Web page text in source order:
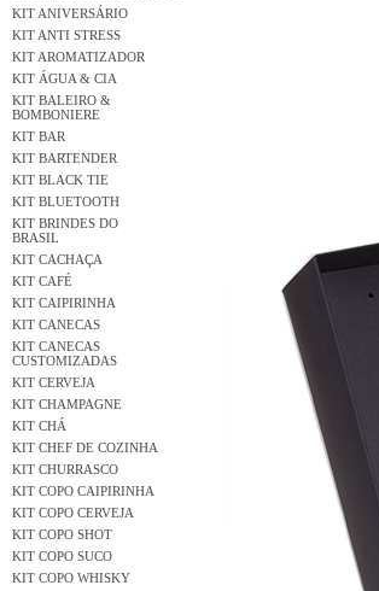
KIT ANIVERSÁRIO
KIT ANTI STRESS
KIT AROMATIZADOR
KIT ÁGUA & CIA
KIT BALEIRO &
BOMBONIERE
KIT BAR
KIT BARTENDER
KIT BLACK TIE
KIT BLUETOOTH
KIT BRINDES DO
BRASIL
KIT CACHAÇA
KIT CAFÉ
KIT CAIPIRINHA
KIT CANECAS
KIT CANECAS
CUSTOMIZADAS
KIT CERVEJA
KIT CHAMPAGNE
KIT CHÁ
KIT CHEF DE COZINHA
KIT CHURRASCO
KIT COPO CAIPIRINHA
KIT COPO CERVEJA
KIT COPO SHOT
KIT COPO SUCO
KIT COPO WHISKY